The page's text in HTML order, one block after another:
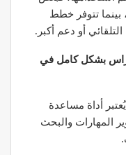
بينما تتوفر خطط
أو دعم أكبر.
بشكل كامل في
أداة مساعدة
المهارات والبحث